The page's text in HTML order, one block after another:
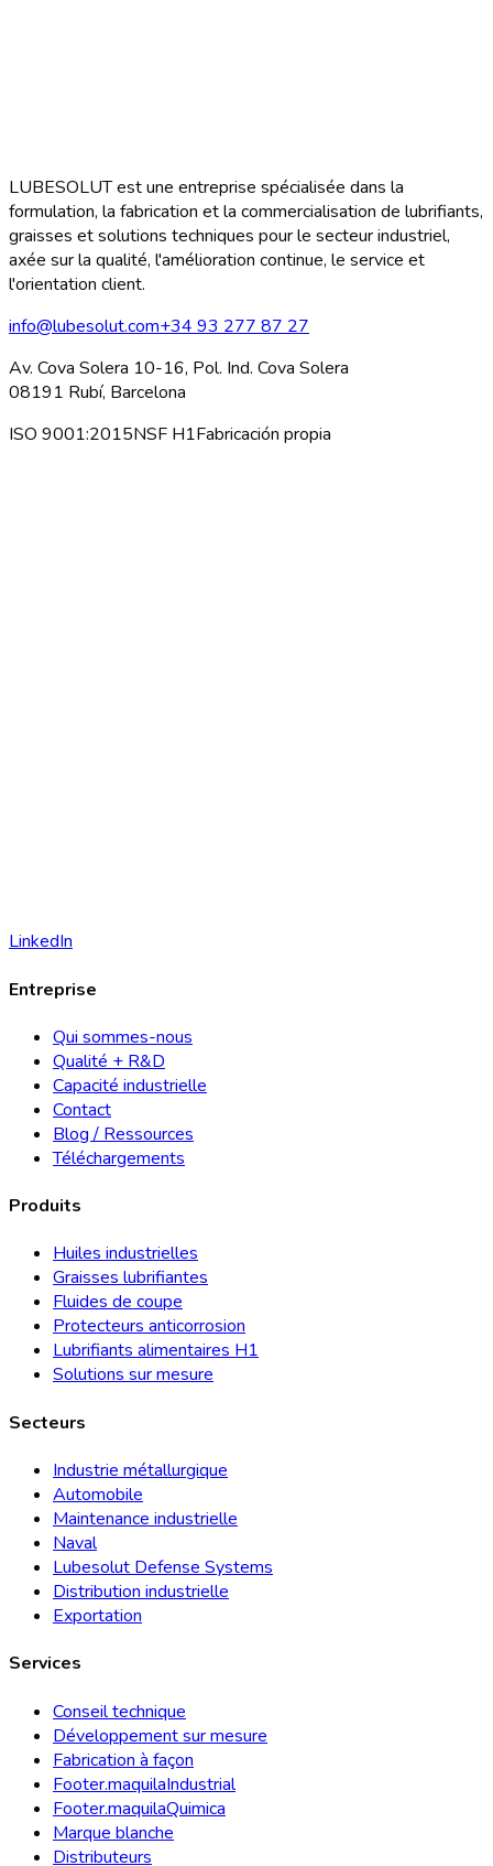
LUBESOLUT est une entreprise spécialisée dans la
formulation, la fabrication et la commercialisation de lubrifiants,
graisses et solutions techniques pour le secteur industriel,
axée sur la qualité, l'amélioration continue, le service et
l'orientation client.
info@lubesolut.com+34 93 277 87 27
Av. Cova Solera 10-16, Pol. Ind. Cova Solera
08191 Rubí, Barcelona
ISO 9001:2015NSF H1Fabricación propia
LinkedIn
Entreprise
Qui sommes-nous
Qualité + R&D
Capacité industrielle
Contact
Blog / Ressources
Téléchargements
Produits
Huiles industrielles
Graisses lubrifiantes
Fluides de coupe
Protecteurs anticorrosion
Lubrifiants alimentaires H1
Solutions sur mesure
Secteurs
Industrie métallurgique
Automobile
Maintenance industrielle
Naval
Lubesolut Defense Systems
Distribution industrielle
Exportation
Services
Conseil technique
Développement sur mesure
Fabrication à façon
Footer.maquilaIndustrial
Footer.maquilaQuimica
Marque blanche
Distributeurs